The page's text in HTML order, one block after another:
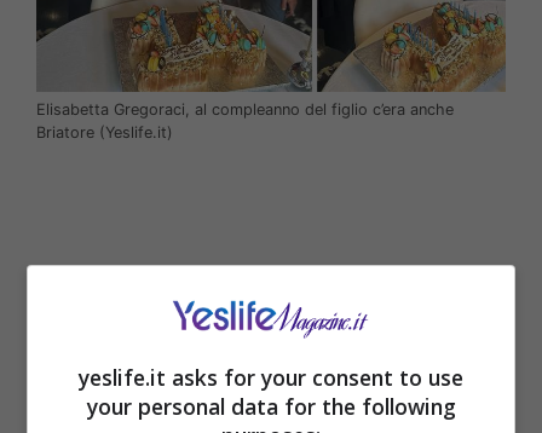
Elisabetta Gregoraci, al compleanno del figlio c’era anche
Briatore (Yeslife.it)
yeslife.it asks for your consent to use
your personal data for the following